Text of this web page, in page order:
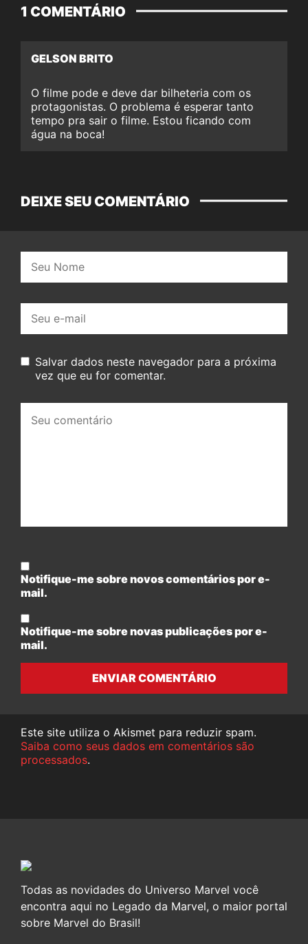
1 COMENTÁRIO
GELSON BRITO
O filme pode e deve dar bilheteria com os
protagonistas. O problema é esperar tanto
tempo pra sair o filme. Estou ficando com
água na boca!
DEIXE SEU COMENTÁRIO
mail:
Salvar dados neste navegador para a próxima
vez que eu for comentar.
comentário:
Notifique-me sobre novos comentários por e-
mail.
Notifique-me sobre novas publicações por e-
mail.
ENVIAR COMENTÁRIO
Este site utiliza o Akismet para reduzir spam.
Saiba como seus dados em comentários são
processados.
Todas as novidades do Universo Marvel você
encontra aqui no Legado da Marvel, o maior portal
sobre Marvel do Brasil!